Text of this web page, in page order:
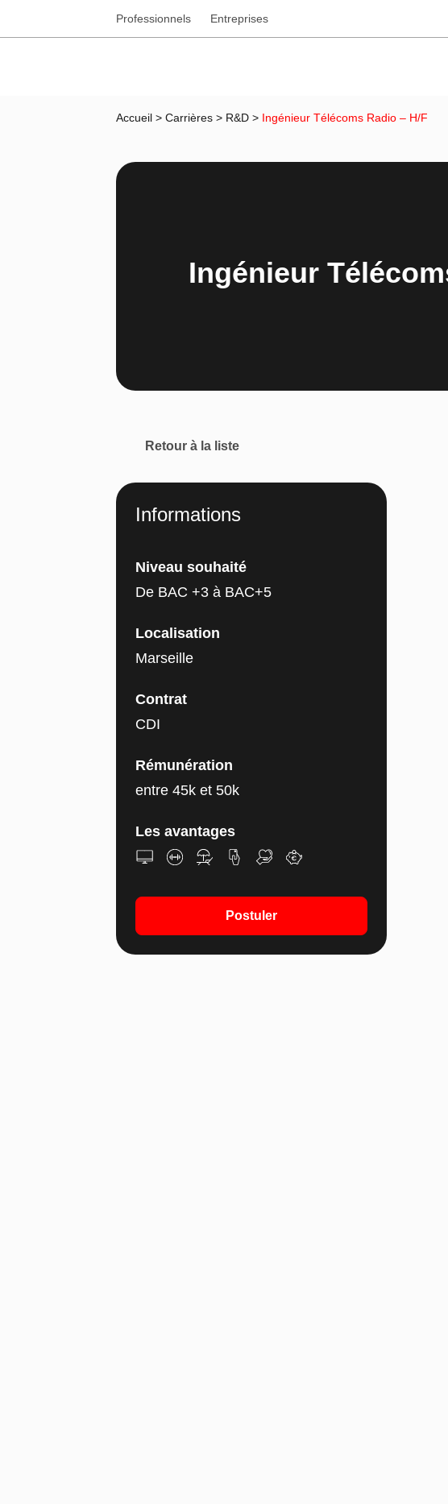
Professionnels Entreprises
Accueil > Carrières > R&D > Ingénieur Télécoms Radio – H/F
Ingénieur
Retour à la liste
Informations
Niveau souhaité
De BAC +3 à BAC+5
Localisation
Marseille
Contrat
CDI
Rémunération
entre 45k et 50k
Les avantages
Postuler